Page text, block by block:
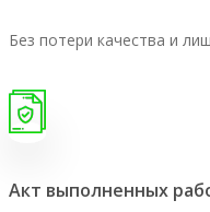
Без потери качества и
Акт выполненных